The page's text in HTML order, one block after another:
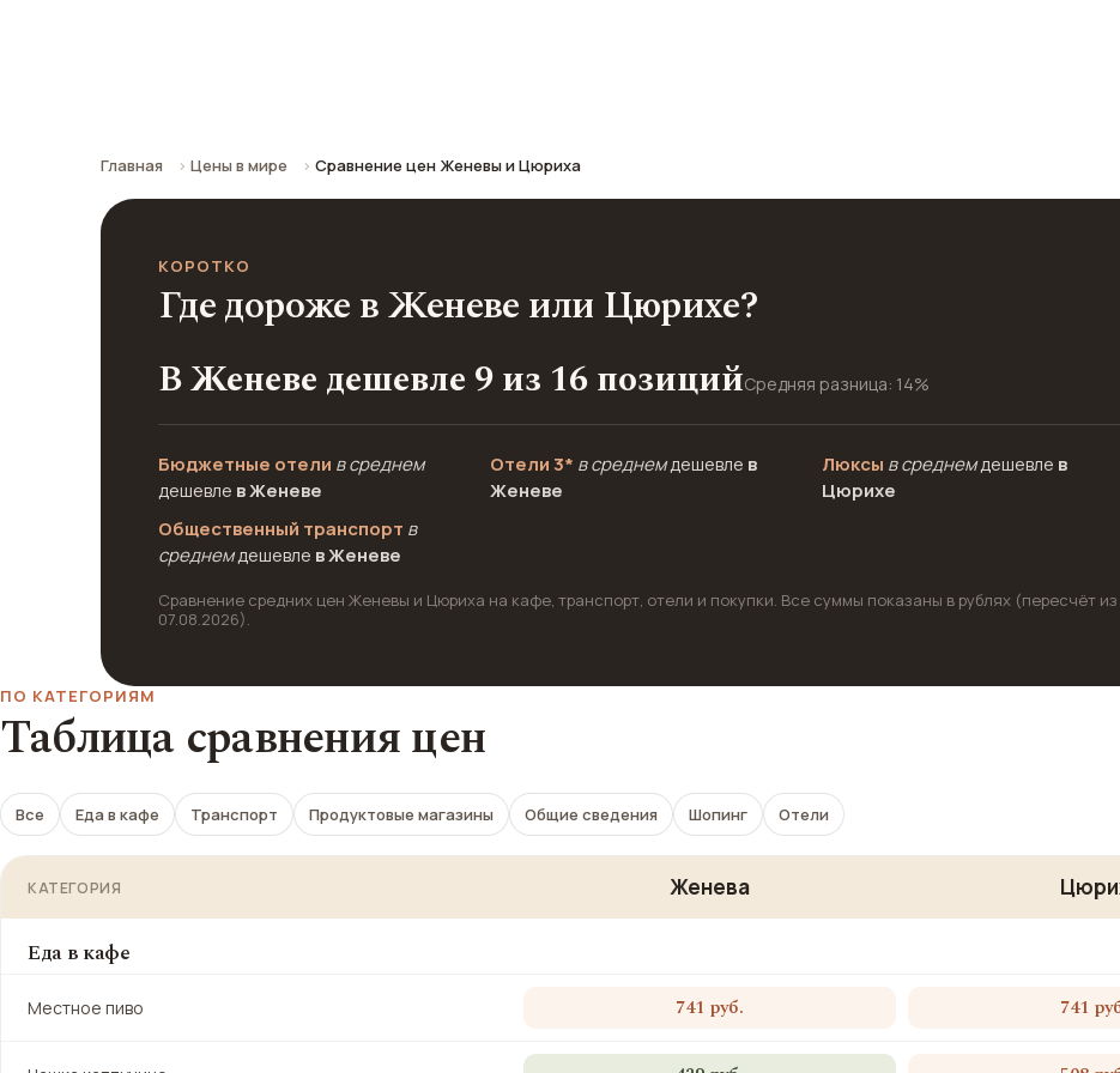
Главная Цены в мире Сравнение цен Женевы и Цюриха
КОРОТКО
Где дороже в Женеве или Цюрихе?
В Женеве дешевле 9 из 16 позицийСредняя разница: 14%
Бюджетные отели в среднем
дешевле в Женеве
Отели 3* в среднемдешевле в
Женеве
Люксы в среднемдешевле в
Цюрихе
Общественный транспорт в
среднемдешевле в Женеве
Сравнение средних цен Женевы и Цюриха на кафе, транспорт, отели и покупки. Все суммы показаны в рублях (пересчёт
07.08.2026).
ПО КАТЕГОРИЯМ
Таблица сравнения цен
Все Еда в кафе Транспорт Продуктовые магазины Общие сведения Шопинг Отели
КАТЕГОРИЯ Женева
Еда в кафе
Местное пиво 741 руб. 741